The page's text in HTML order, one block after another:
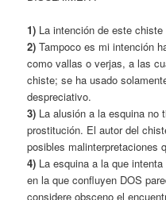
1) La intención de este
2) Tampoco es mi intención
como vallas o verjas, a las
chiste; se ha usado
despreciativo.
3) La alusión a la esquina no
prostitución. El autor del
posibles malinterpretaciones
4) La esquina a la que
en la que confluyen DOS
considere obsceno el